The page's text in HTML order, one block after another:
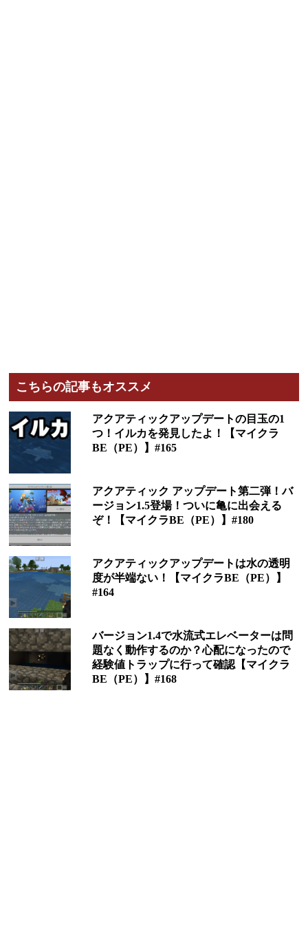
こちらの記事もオススメ
アクアティックアップデートの目玉の1
つ！イルカを発見したよ！【マイクラ
BE（PE）】#165
アクアティック アップデート第二弾！バ
ージョン1.5登場！ついに亀に出会える
ぞ！【マイクラBE（PE）】#180
アクアティックアップデートは水の透明
度が半端ない！【マイクラBE（PE）】
#164
バージョン1.4で水流式エレベーターは問
題なく動作するのか？心配になったので
経験値トラップに行って確認【マイクラ
BE（PE）】#168